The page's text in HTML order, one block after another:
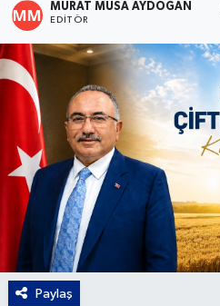
MURAT MUSA AYDOĞAN
EDITÖR
Paylaş